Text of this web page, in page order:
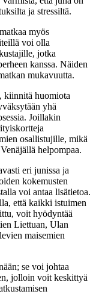
ja stressiltä.
myös
voi olla
jotka
kanssa. Näiden
mukavuutta.
kiinnitä huomiota
yhä
Joillakin
osallistujille, mikä
helpompaa.
eri junissa ja
kokemusten
voi antaa lisätietoa.
että kaikki istuimen
voit hyödyntää
Liettuan, Ulan
maisemien
se voi johtaa
jolloin voit keskittyä